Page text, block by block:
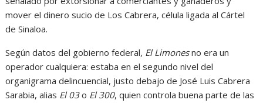
mover el dinero sucio de Los Cabrera, célula ligada al Cártel
de Sinaloa.
Según datos del gobierno federal, El Limonesno era un
operador cualquiera: estaba en el segundo nivel del
organigrama delincuencial, justo debajo de José Luis Cabrera
Sarabia, alias El 03o El 300, quien controla buena parte de las